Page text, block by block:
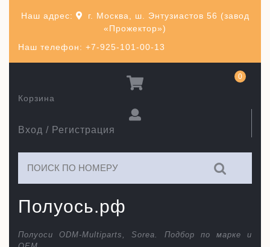
Наш телефон: +7-925-101-00-13
Наш адрес:
г. Москва, ш. Энтузиастов 56 (завод
«Прожектор»)
Полуось.рф
Полуоси ODM-Multiparts, Sorea. Подбор по марке и
Вход / Регистрация
Корзина
0